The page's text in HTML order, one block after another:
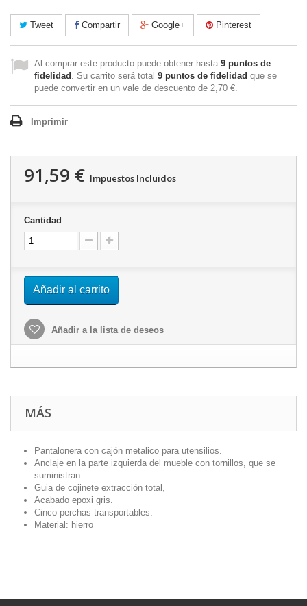
Tweet Compartir Google+ Pinterest
Al comprar este producto puede obtener hasta 9 puntos de
fidelidad . Su carrito será total 9 puntos de fidelidad que se
puede convertir en un vale de descuento de 2,70 €.
Imprimir
91,59 € Impuestos Incluidos
Cantidad
Añadir al carrito
Añadir a la lista de deseos
MÁS
Pantalonera con cajón metalico para utensilios.
Anclaje en la parte izquierda del mueble con tornillos, que se
suministran.
Guia de cojinete extracción total,
Acabado epoxi gris.
Cinco perchas transportables.
Material: hierro